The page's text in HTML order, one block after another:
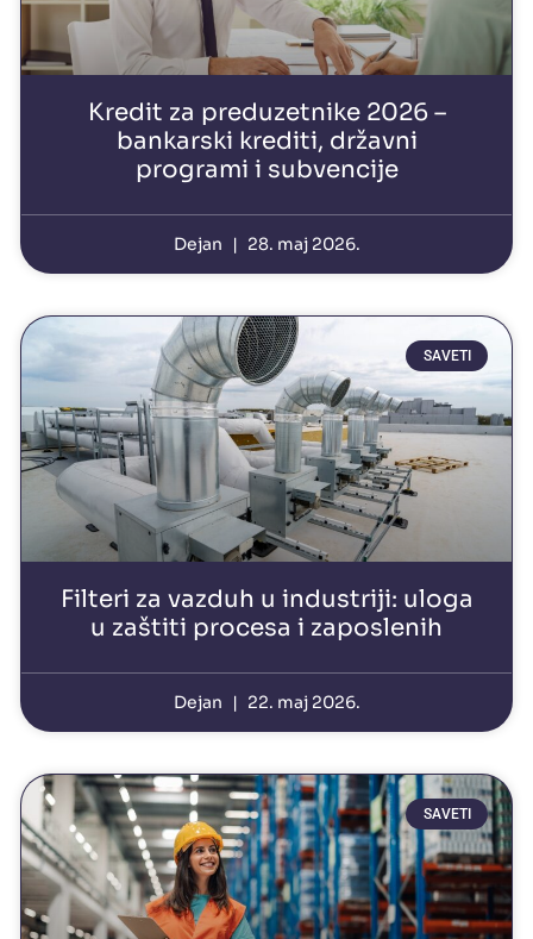
Kredit za preduzetnike 2026 –
bankarski krediti, državni
programi i subvencije
Dejan 28. maj 2026.
SAVETI
Filteri za vazduh u industriji: uloga
u zaštiti procesa i zaposlenih
Dejan 22. maj 2026.
SAVETI